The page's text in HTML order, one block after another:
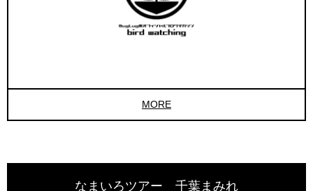
MORE
なまいろツアー 千葉まみれ